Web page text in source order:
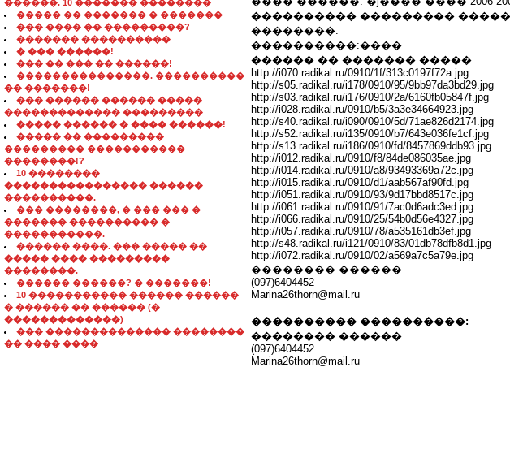
������. 10 ������� ��������
����� �� ������� � �������
��� ���� �� ���������?
������� ����������
� ��� ������!
��� �� ��� �� ������!
���������������. ����������
�� �������!
��� ������ ������ �����
������������� ���������
����� ������ � ���� ������!
����� �� ���������
��������� �����������
��������!?
10 ��������
���������������� ������
����������.
��� ��������, � ��� ��� �
������� ���������� �
�����������.
������ ����. ��� ����� ��
����� ���� ���������
��������.
������ ������? � �������!
10 ����������� ������ ������
� ������ �� ������ (�
�������������)
��� �������������� ��������
�� ���� ����
���������� ���������
��������.
����������:����
������ �� ������� �����:
http://i070.radikal.ru/0910/1f/313c0197f72a.jpg
http://s05.radikal.ru/i178/0910/95/9bb97da3bd29.jpg
http://s03.radikal.ru/i176/0910/2a/6160fb05847f.jpg
http://i028.radikal.ru/0910/b5/3a3e34664923.jpg
http://s40.radikal.ru/i090/0910/5d/71ae826d2174.jpg
http://s52.radikal.ru/i135/0910/b7/643e036fe1cf.jpg
http://s13.radikal.ru/i186/0910/fd/8457869ddb93.jpg
http://i012.radikal.ru/0910/f8/84de086035ae.jpg
http://i014.radikal.ru/0910/a8/93493369a72c.jpg
http://i015.radikal.ru/0910/d1/aab567af90fd.jpg
http://i051.radikal.ru/0910/93/9d17bbd8517c.jpg
http://i061.radikal.ru/0910/91/7ac0d6adc3ed.jpg
http://i066.radikal.ru/0910/25/54b0d56e4327.jpg
http://i057.radikal.ru/0910/78/a535161db3ef.jpg
http://s48.radikal.ru/i121/0910/83/01db78dfb8d1.jpg
http://i072.radikal.ru/0910/02/a569a7c5a79e.jpg
�������� ������
(097)6404452
Marina26thorn@mail.ru
���������� ����������:
�������� ������
(097)6404452
Marina26thorn@mail.ru